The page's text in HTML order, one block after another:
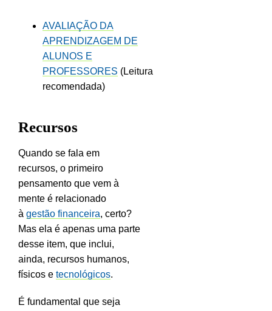
AVALIAÇÃO DA
APRENDIZAGEM DE
ALUNOS E
PROFESSORES (Leitura
recomendada)
Recursos
Quando se fala em
recursos, o primeiro
pensamento que vem à
mente é relacionado
à gestão financeira, certo?
Mas ela é apenas uma parte
desse item, que inclui,
ainda, recursos humanos,
físicos e tecnológicos.
É fundamental que seja